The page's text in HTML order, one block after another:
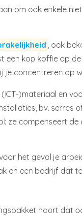
om ook enkele
, ook
kop koffie op
je concentreren op
)materiaal en
bv.
ze compenseert
het geval je
en een bedrijf dat
hoort dat